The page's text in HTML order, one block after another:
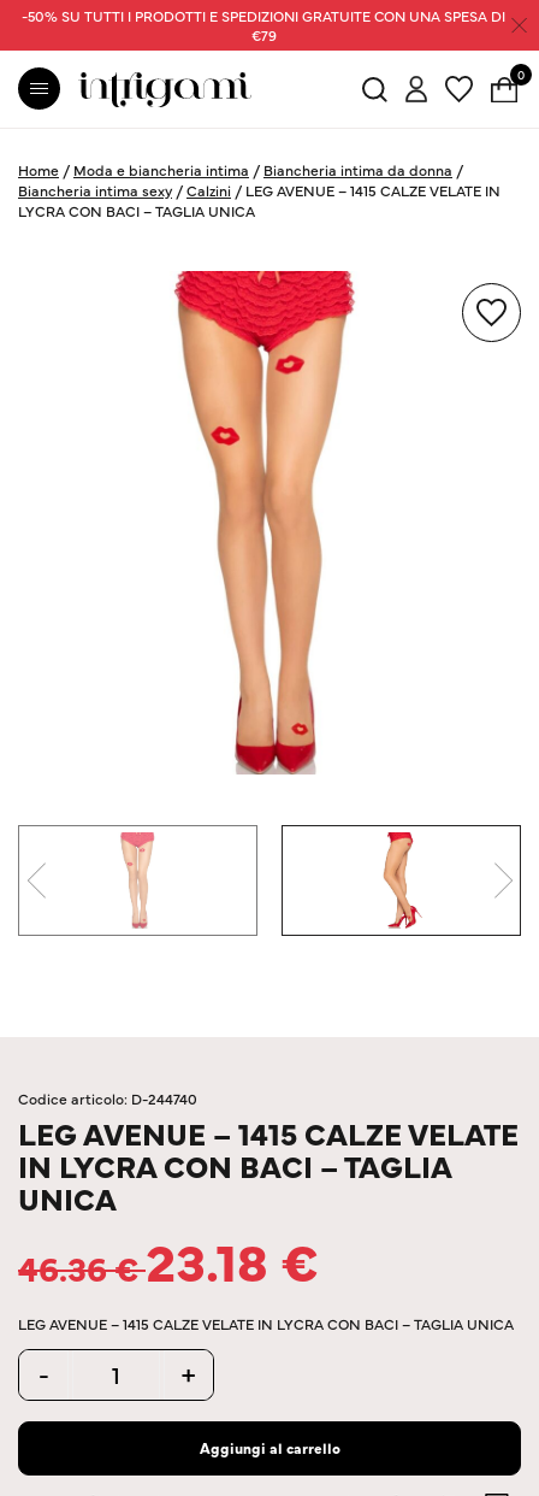
-50% SU TUTTI I PRODOTTI E SPEDIZIONI GRATUITE CON UNA SPESA DI
€79
0
Home / Moda e biancheria intima / Biancheria intima da donna /
Biancheria intima sexy /Calzini / LEG AVENUE – 1415 CALZE VELATE IN
LYCRA CON BACI – TAGLIA UNICA
Codice articolo: D-244740
LEG AVENUE – 1415 CALZE VELATE
IN LYCRA CON BACI – TAGLIA
UNICA
46.36€23.18 €
LEG AVENUE – 1415 CALZE VELATE IN LYCRA CON BACI – TAGLIA UNICA
Quantity
- +
Aggiungi al carrello